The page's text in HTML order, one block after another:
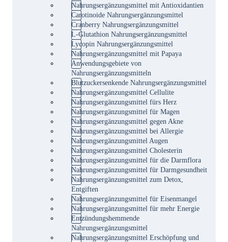
Nahrungsergänzungsmittel mit Antioxidantien
Carotinoide Nahrungsergänzungsmittel
Cranberry Nahrungsergänzungsmittel
L-Glutathion Nahrungsergänzungsmittel
Lycopin Nahrungsergänzungsmittel
Nahrungsergänzungsmittel mit Papaya
Anwendungsgebiete von
Nahrungsergänzungsmitteln
Blutzuckersenkende Nahrungsergänzungsmittel
Nahrungsergänzungsmittel Cellulite
Nahrungsergänzungsmittel fürs Herz
Nahrungsergänzungsmittel für Magen
Nahrungsergänzungsmittel gegen Akne
Nahrungsergänzungsmittel bei Allergie
Nahrungsergänzungsmittel Augen
Nahrungsergänzungsmittel Cholesterin
Nahrungsergänzungsmittel für die Darmflora
Nahrungsergänzungsmittel für Darmgesundheit
Nahrungsergänzungsmittel zum Detox,
Entgiften
Nahrungsergänzungsmittel für Eisenmangel
Nahrungsergänzungsmittel für mehr Energie
Entzündungshemmende
Nahrungsergänzungsmittel
Nahrungsergänzungsmittel Erschöpfung und